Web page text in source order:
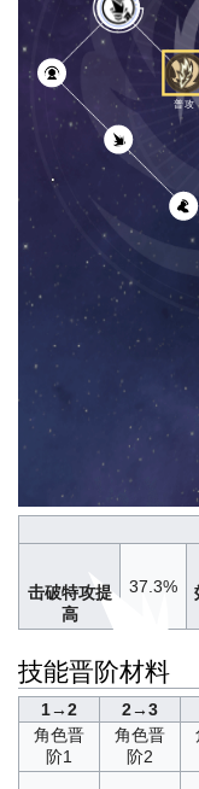
普攻
击破特攻提
高
37.3%
技能晋阶材料
1→2 2→3
角色晋
阶1
角色晋
阶2